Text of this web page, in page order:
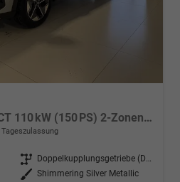
GO+ 1.6 T-GDI 2WD DCT 110 kW (150 PS) 2-Zonen-Klimaautomatik, Sitzheizung, Lenkradheizung, Navigationssystem, DAB, Android Auto, Apple CarPlay, Rückfahrkamera, Einparkhilfe vorne und hinten, 18 Zoll Leichtmetallfelgen, uvm.
Getriebe
Doppelkupplungsgetriebe (DSG)
Außenfarbe Shimmering Silver Metallic